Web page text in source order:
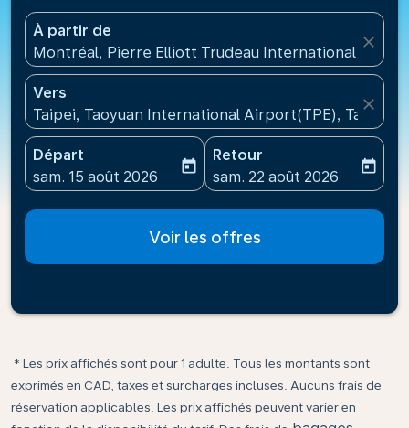
À partir de
Montréal, Pierre Elliott Trudeau International
close
Vers
Taipei, Taoyuan International Airport(TPE), Taïwan,
close
Départ
fc-booking-departure-date-aria-label
sam. 15 août 2026
today
Retour
fc-booking-return-date-
sam. 22 août 2026
today
Voir les offres
* Les prix affichés sont pour 1 adulte. Tous les montants sont
exprimés en CAD, taxes et surcharges incluses. Aucuns frais de
réservation applicables. Les prix affichés peuvent varier en